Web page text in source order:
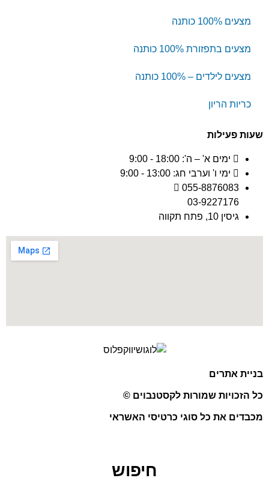
מצעים 100% כותנה
מצעים בתפזורת 100% כותנה
מצעים לילדים – 100% כותנה
כריות הריון
שעות פעילות
ימים א' – ה': 18:00 - 9:00
ימי ו' וערבי חג: 13:00 - 9:00
055-8876083
03-9227176
גיסין 10, פתח תקווה
כל הזכויות שמורות לקסטנבוים ©
בניית אתרים
מכבדים את כל סוגי כרטיסי האשראי
חיפוש